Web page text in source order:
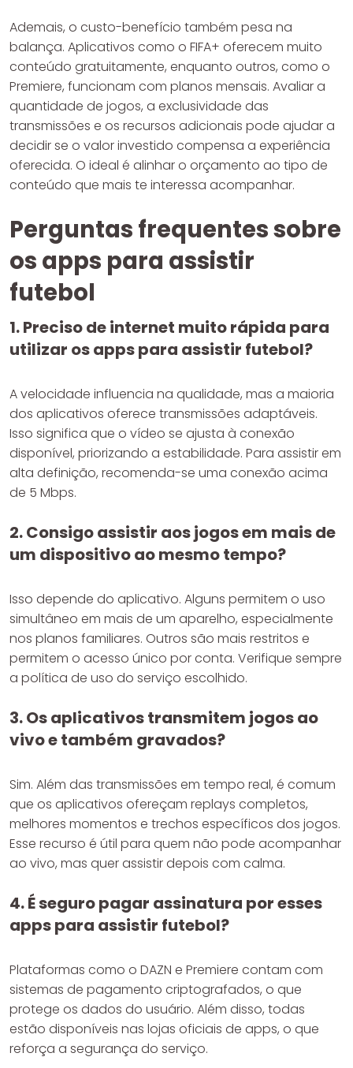
Ademais, o custo-benefício também pesa na
balança. Aplicativos como o FIFA+ oferecem muito
conteúdo gratuitamente, enquanto outros, como o
Premiere, funcionam com planos mensais. Avaliar a
quantidade de jogos, a exclusividade das
transmissões e os recursos adicionais pode ajudar a
decidir se o valor investido compensa a experiência
oferecida. O ideal é alinhar o orçamento ao tipo de
conteúdo que mais te interessa acompanhar.
Perguntas frequentes sobre
os apps para assistir
futebol
1. Preciso de internet muito rápida para
utilizar os apps para assistir futebol?
A velocidade influencia na qualidade, mas a maioria
dos aplicativos oferece transmissões adaptáveis.
Isso significa que o vídeo se ajusta à conexão
disponível, priorizando a estabilidade. Para assistir em
alta definição, recomenda-se uma conexão acima
de 5 Mbps.
2. Consigo assistir aos jogos em mais de
um dispositivo ao mesmo tempo?
Isso depende do aplicativo. Alguns permitem o uso
simultâneo em mais de um aparelho, especialmente
nos planos familiares. Outros são mais restritos e
permitem o acesso único por conta. Verifique sempre
a política de uso do serviço escolhido.
3. Os aplicativos transmitem jogos ao
vivo e também gravados?
Sim. Além das transmissões em tempo real, é comum
que os aplicativos ofereçam replays completos,
melhores momentos e trechos específicos dos jogos.
Esse recurso é útil para quem não pode acompanhar
ao vivo, mas quer assistir depois com calma.
4. É seguro pagar assinatura por esses
apps para assistir futebol?
Plataformas como o DAZN e Premiere contam com
sistemas de pagamento criptografados, o que
protege os dados do usuário. Além disso, todas
estão disponíveis nas lojas oficiais de apps, o que
reforça a segurança do serviço.